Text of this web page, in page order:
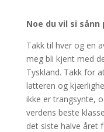
Noe du vil si sånn
Takk til hver og en
meg bli kjent med
Tyskland. Takk for
latteren og
ikke er trangsynte,
verdens beste
det siste halve året